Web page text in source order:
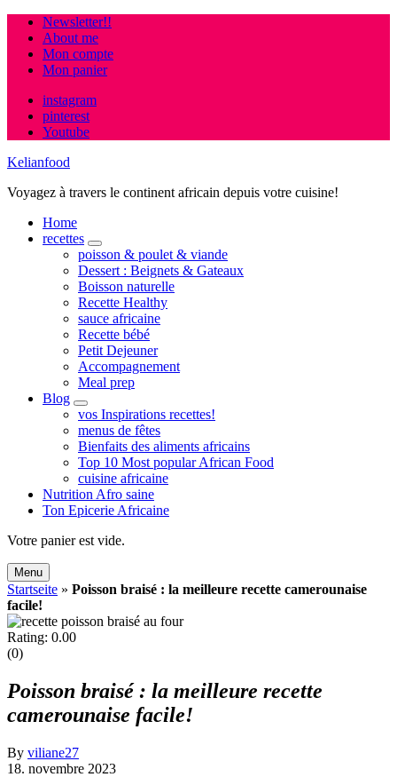
Newsletter!!
About me
Mon compte
Mon panier
instagram
pinterest
Youtube
Kelianfood
Voyagez à travers le continent africain depuis votre cuisine!
Home
recettes
expand
child
menu
poisson & poulet & viande
Dessert : Beignets & Gateaux
Boisson naturelle
Recette Healthy
sauce africaine
Recette bébé
Petit Dejeuner
Accompagnement
Meal prep
Blog
expand
child
menu
vos Inspirations recettes!
menus de fêtes
Bienfaits des aliments africains
Top 10 Most popular African Food
cuisine africaine
Nutrition Afro saine
Ton Epicerie Africaine
Search
Votre panier est vide.
Menu
Startseite » Poisson braisé : la meilleure recette camerounaise
facile!
Rating: 0.00
(0)
Poisson braisé : la meilleure recette
camerounaise facile!
By viliane27
18. novembre 2023